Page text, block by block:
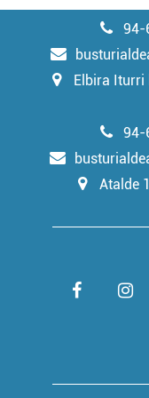
94-
Elbira Iturri
94-
Atalde